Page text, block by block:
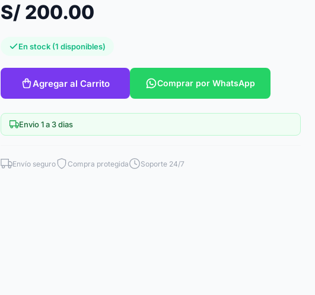
S/ 200.00
En stock (1 disponibles)
Agregar al Carrito Comprar por WhatsApp
Envio 1 a 3 dias
Envío seguro Compra protegida Soporte 24/7